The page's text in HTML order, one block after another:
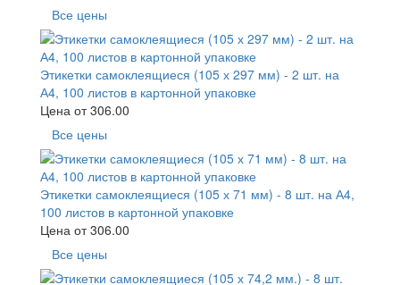
Все цены
Этикетки самоклеящиеся (105 х 297 мм) - 2 шт. на
А4, 100 листов в картонной упаковке
Цена от306.00
Все цены
Этикетки самоклеящиеся (105 х 71 мм) - 8 шт. на А4,
100 листов в картонной упаковке
Цена от306.00
Все цены